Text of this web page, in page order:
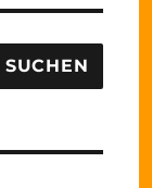
SUCHEN